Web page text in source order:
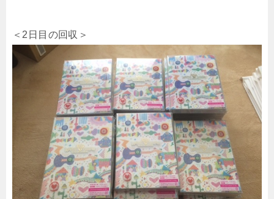
＜2日目の回収＞